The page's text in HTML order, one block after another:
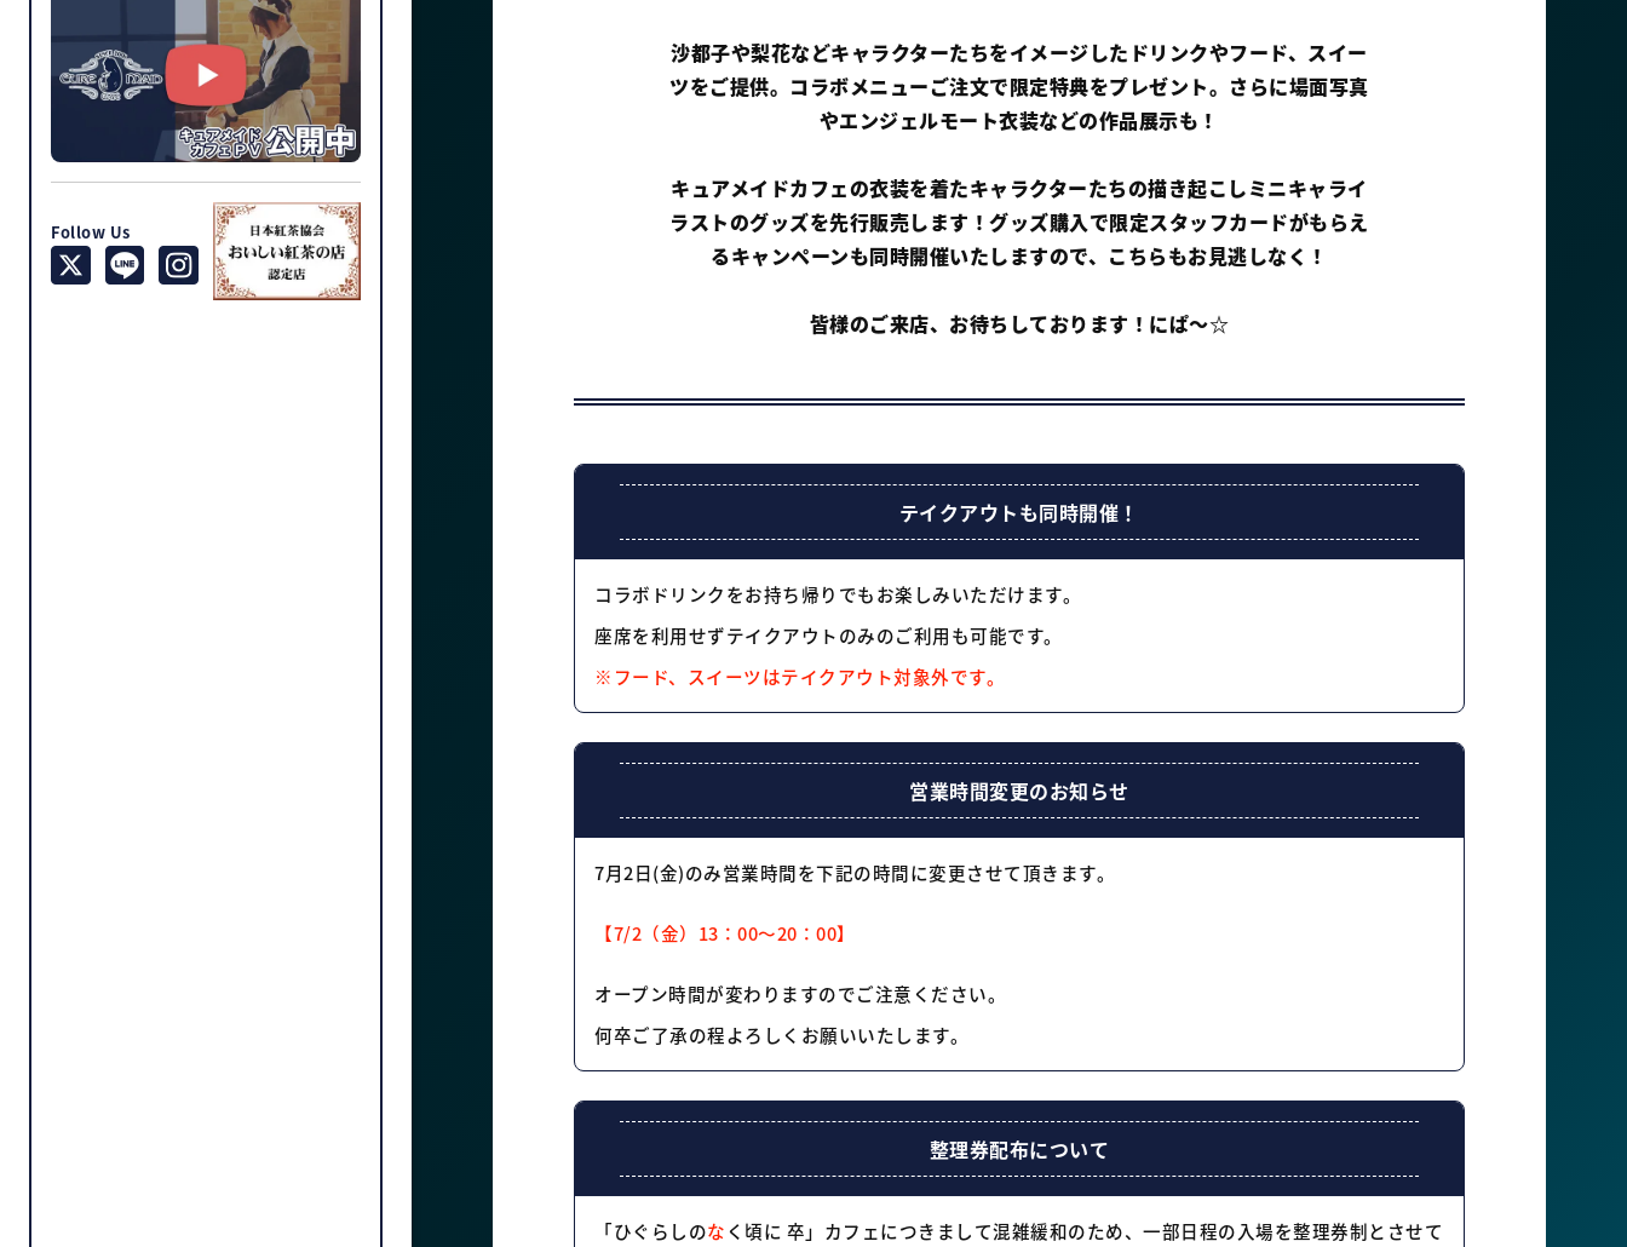
Follow Us
沙都子や梨花などキャラクターたちをイメージしたドリンクやフード、スイー
ツをご提供。コラボメニューご注文で限定特典をプレゼント。さらに場面写真
やエンジェルモート衣装などの作品展示も！
キュアメイドカフェの衣装を着たキャラクターたちの描き起こしミニキャライ
ラストのグッズを先行販売します！グッズ購入で限定スタッフカードがもらえ
るキャンペーンも同時開催いたしますので、こちらもお見逃しなく！
皆様のご来店、お待ちしております！にぱ～☆
テイクアウトも同時開催！
コラボドリンクをお持ち帰りでもお楽しみいただけます。
座席を利用せずテイクアウトのみのご利用も可能です。
※フード、スイーツはテイクアウト対象外です。
営業時間変更のお知らせ
7月2日(金)のみ営業時間を下記の時間に変更させて頂きます。
【7/2（金）13：00～20：00】
オープン時間が変わりますのでご注意ください。
何卒ご了承の程よろしくお願いいたします。
整理券配布について
「ひぐらしのなく頃に 卒」カフェにつきまして混雑緩和のため、一部日程の入場を整理券制とさせて